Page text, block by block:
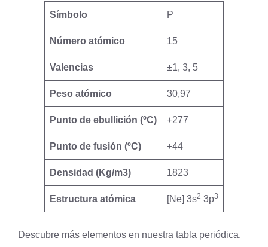
Símbolo P
Número atómico 15
Valencias ±1, 3, 5
Peso atómico 30,97
Punto de ebullición (ºC) +277
Punto de fusión (ºC) +44
Densidad (Kg/m3) 1823
Estructura atómica [Ne] 3s2 3p3
Descubre más elementos en nuestra tabla periódica.